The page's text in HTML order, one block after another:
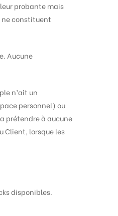
probante mais
constituent
Aucune
n’ait un
personnel) ou
prétendre à aucune
Client, lorsque les
disponibles.